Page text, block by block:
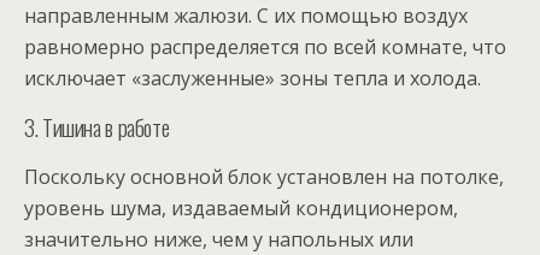
направленным жалюзи. С их помощью воздух
равномерно распределяется по всей комнате, что
исключает «заслуженные» зоны тепла и холода.
3. Тишина в работе
Поскольку основной блок установлен на потолке,
уровень шума, издаваемый кондиционером,
значительно ниже, чем у напольных или